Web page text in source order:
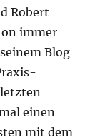
Robert
immer
Blog
einen
mit dem